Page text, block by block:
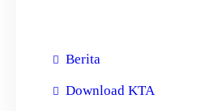
Berita
Download KTA